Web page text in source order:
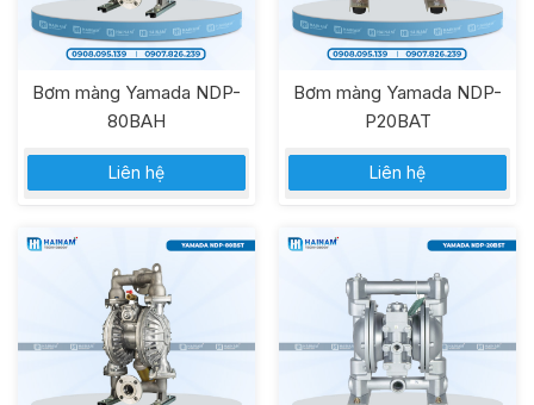
Bơm màng Yamada NDP-
80BAH
Liên hệ
Bơm màng Yamada NDP-
P20BAT
Liên hệ